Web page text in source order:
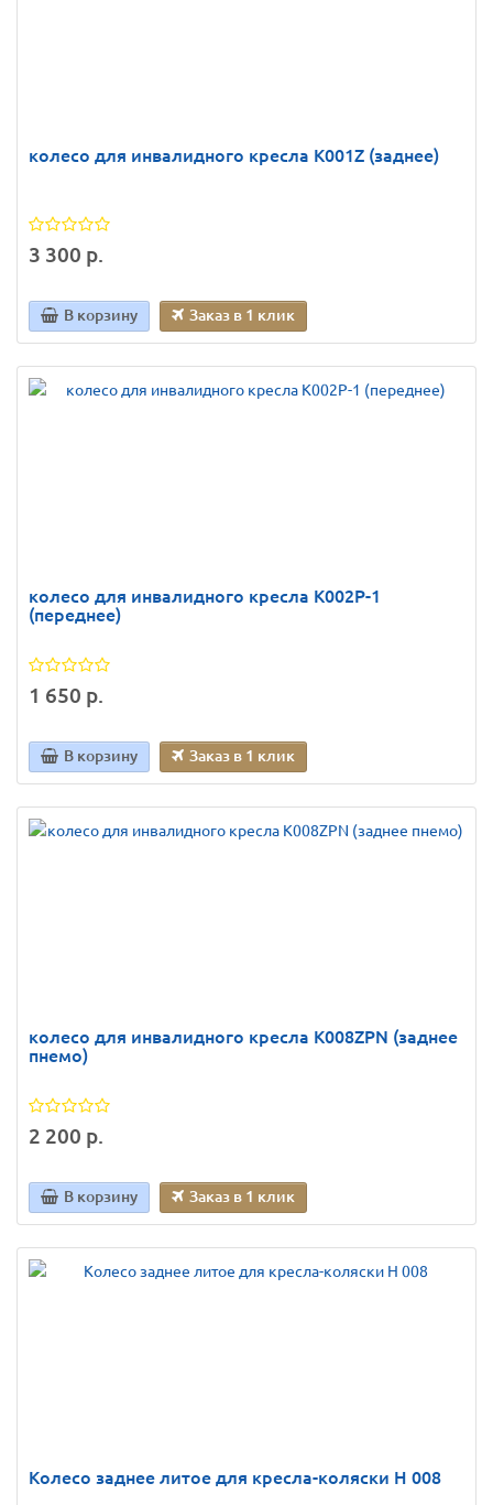
колесо для инвалидного кресла K001Z (заднее)
3 300 р.
В корзину Заказ в 1 клик
колесо для инвалидного кресла K002P-1
(переднее)
1 650 р.
В корзину Заказ в 1 клик
колесо для инвалидного кресла К008ZPN (заднее
пнемо)
2 200 р.
В корзину Заказ в 1 клик
Колесо заднее литое для кресла-коляски H 008